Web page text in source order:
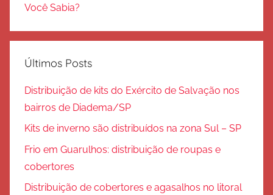
Você Sabia?
Últimos Posts
Distribuição de kits do Exército de Salvação nos
bairros de Diadema/SP
Kits de inverno são distribuídos na zona Sul – SP
Frio em Guarulhos: distribuição de roupas e
cobertores
Distribuição de cobertores e agasalhos no litoral